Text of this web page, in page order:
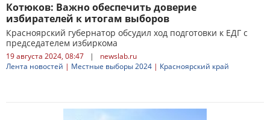
Котюков: Важно обеспечить доверие
избирателей к итогам выборов
Красноярский губернатор обсудил ход подготовки к ЕДГ с
председателем избиркома
19 августа 2024, 08:47 |
newslab.ru
Лента новостей | Местные выборы 2024 | Красноярский край